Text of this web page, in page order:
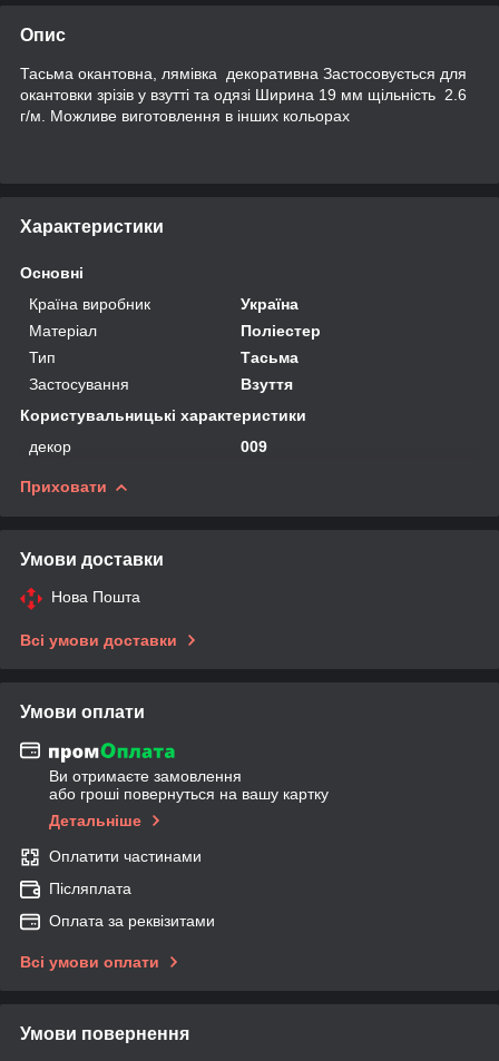
Опис
Тасьма окантовна, лямівка декоративна Застосовується для
окантовки зрізів у взутті та одязі Ширина 19 мм щільність 2.6
г/м. Можливе виготовлення в інших кольорах
Характеристики
Основні
Країна виробник
Україна
Матеріал
Поліестер
Тип
Тасьма
Застосування
Взуття
Користувальницькі характеристики
декор
009
Приховати
Умови доставки
Нова Пошта
Всі умови доставки
Умови оплати
Ви отримаєте замовлення
або гроші повернуться на вашу картку
Детальніше
Оплатити частинами
Післяплата
Оплата за реквізитами
Всі умови оплати
Умови повернення